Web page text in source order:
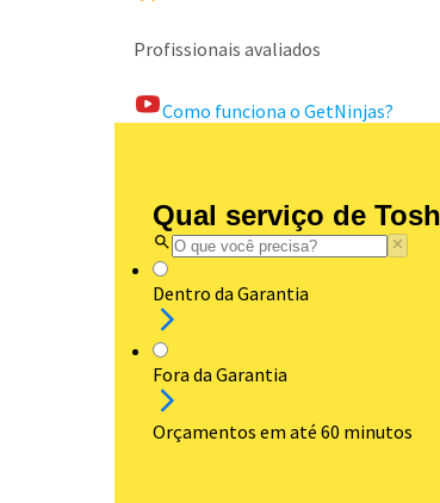
Profissionais avaliados
Como funciona o GetNinjas?
Qual serviço de
Dentro da Garantia
Fora da Garantia
Orçamentos em até 60 minutos